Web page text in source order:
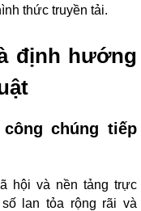
thức truyền tải.
định hướng
chúng tiếp
hội và nền tảng trực
lan tỏa rộng rãi và